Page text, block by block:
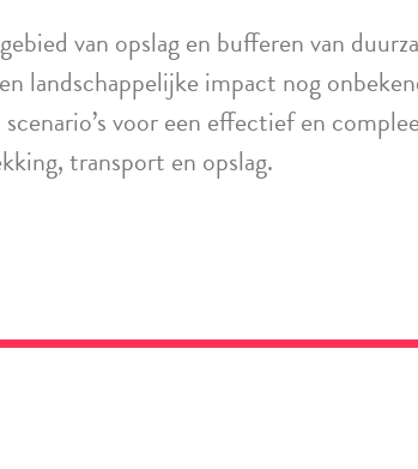
van opslag en bufferen van
landschappelijke impact nog
voor een effectief en
transport en opslag.